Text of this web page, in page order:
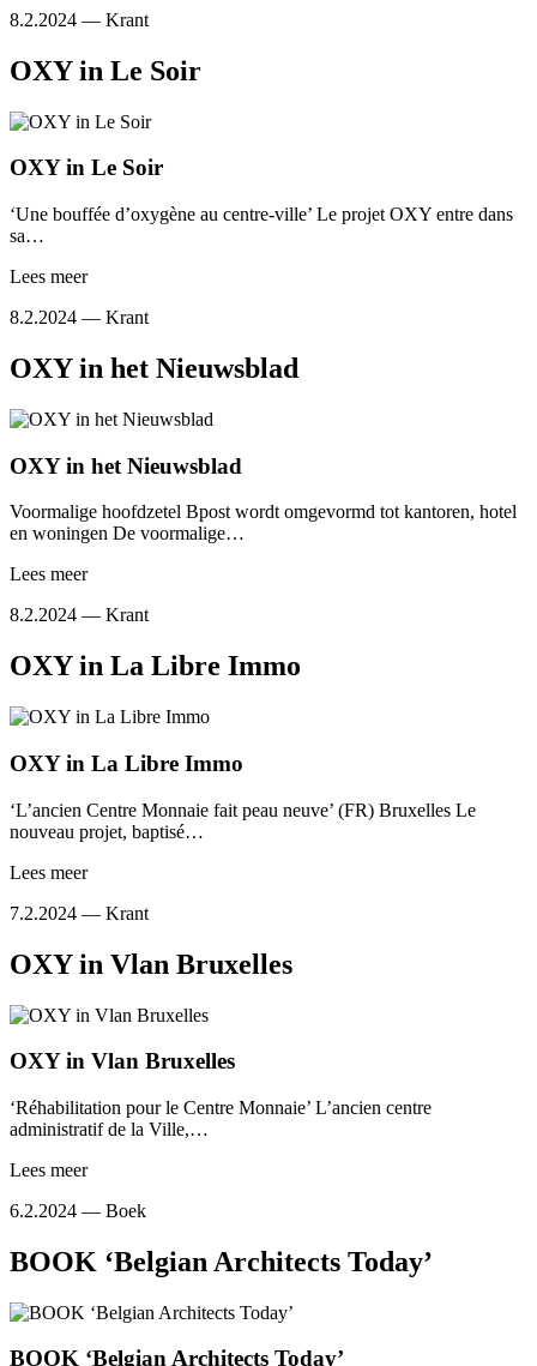
8.2.2024 — Krant
OXY in Le Soir
OXY in Le Soir
‘Une bouffée d’oxygène au centre-ville’ Le projet OXY entre dans
sa…
Lees meer
8.2.2024 — Krant
OXY in het Nieuwsblad
OXY in het Nieuwsblad
Voormalige hoofdzetel Bpost wordt omgevormd tot kantoren, hotel
en woningen De voormalige…
Lees meer
8.2.2024 — Krant
OXY in La Libre Immo
OXY in La Libre Immo
‘L’ancien Centre Monnaie fait peau neuve’ (FR) Bruxelles Le
nouveau projet, baptisé…
Lees meer
7.2.2024 — Krant
OXY in Vlan Bruxelles
OXY in Vlan Bruxelles
‘Réhabilitation pour le Centre Monnaie’ L’ancien centre
administratif de la Ville,…
Lees meer
6.2.2024 — Boek
BOOK ‘Belgian Architects Today’
BOOK ‘Belgian Architects Today’